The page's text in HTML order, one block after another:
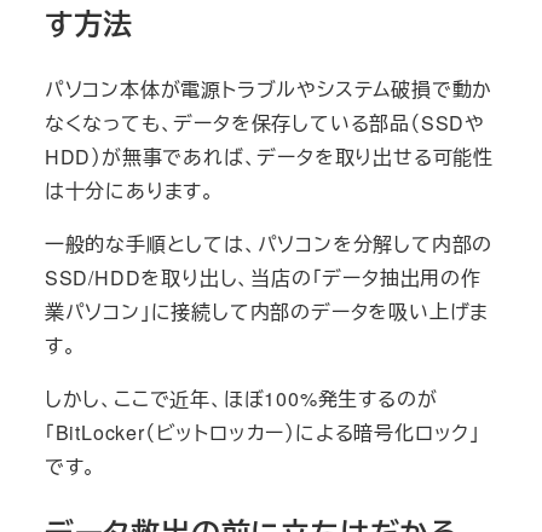
す方法
パソコン本体が電源トラブルやシステム破損で動か
なくなっても、データを保存している部品（SSDや
HDD）が無事であれば、データを取り出せる可能性
は十分にあります。
一般的な手順としては、パソコンを分解して内部の
SSD/HDDを取り出し、当店の「データ抽出用の作
業パソコン」に接続して内部のデータを吸い上げま
す。
しかし、ここで近年、ほぼ100%発生するのが
「BitLocker（ビットロッカー）による暗号化ロック」
です。